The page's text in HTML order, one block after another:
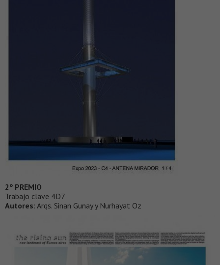
2º PREMIO
Trabajo clave 4D7
Autores: Arqs. Sinan Gunay y Nurhayat Oz